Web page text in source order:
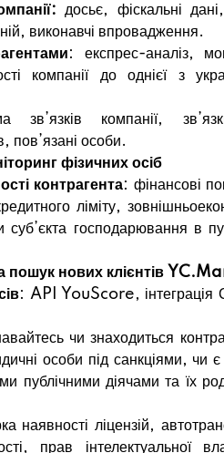
досьє, фіскальні
виконавчі впровадження.
: експрес-аналіз,
компанії до однієї з
зв’язків компанії,
пов’язані особи.
фізичних осіб
контрагента: фінансові
ліміту,
суб’єкта господарювання в
пошук нових клієнтів
: API YouScore, інтеграція
чи знаходиться
особи під санкціями, чи є
публічними діячами та їх
наявності ліцензій,
прав інтелектуальної